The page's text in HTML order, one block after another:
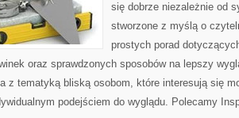
się dobrze niezależnie od
stworzone z myślą o
prostych porad
oraz sprawdzonych sposobów na lepszy
z tematyką bliską osobom, które interesują się
podejściem do wyglądu. Polecamy